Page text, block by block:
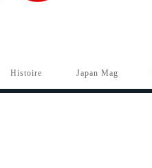
Histoire Japan Mag